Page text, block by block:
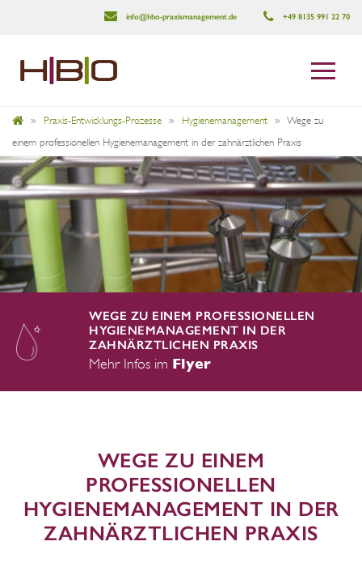
info@hbo-praxismanagement.de +49 8135 991 22 70
» Praxis-Entwicklungs-Prozesse » Hygienemanagement » Wege zu
einem professionellen Hygienemanagement in der zahnärztlichen Praxis
WEGE ZU EINEM PROFESSIONELLEN
HYGIENEMANAGEMENT IN DER
ZAHNÄRZTLICHEN PRAXIS
Mehr Infos im Flyer
WEGE ZU EINEM
PROFESSIONELLEN
HYGIENEMANAGEMENT IN DER
ZAHNÄRZTLICHEN PRAXIS